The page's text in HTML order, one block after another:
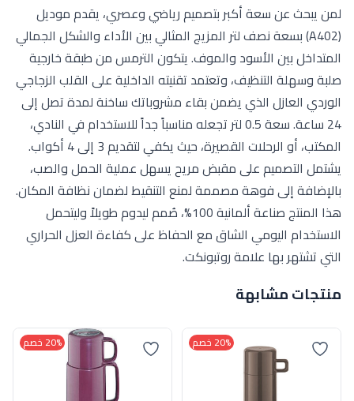
لمن يبحث عن سعة أكبر بتصميم رياضي وعصري، يقدم موديل
(A402) بسعة نصف لتر المزيج المثالي بين الأداء والشكل الجمالي
المتداخل بين الأسود والموف. يتكون الترمس من طبقة خارجية
صلبة وسهلة التنظيف، وتعتمد تقنيته الداخلية على القلب الزجاجي
الوردي العازل الذي يضمن بقاء مشروباتك ساخنة لمدة تصل إلى
24 ساعة. سعة 0.5 لتر تجعله مناسباً جداً للاستخدام في النادي،
المكتب، أو الرحلات القصيرة، حيث يكفي لتقديم 3 إلى 4 أكواب.
يشتمل التصميم على مقبض مريح يسهل عملية الحمل والصب،
بالإضافة إلى فوهة مصممة لمنع التنقيط لضمان نظافة المكان.
هذا المنتج صناعة ألمانية 100%، صُمم ليدوم طويلاً وليتحمل
الاستخدام اليومي الشاق مع الحفاظ على كفاءة العزل الحراري
التي تشتهر بها علامة روتبونكت.
منتجات مشابهة
20% خصم 20% خصم